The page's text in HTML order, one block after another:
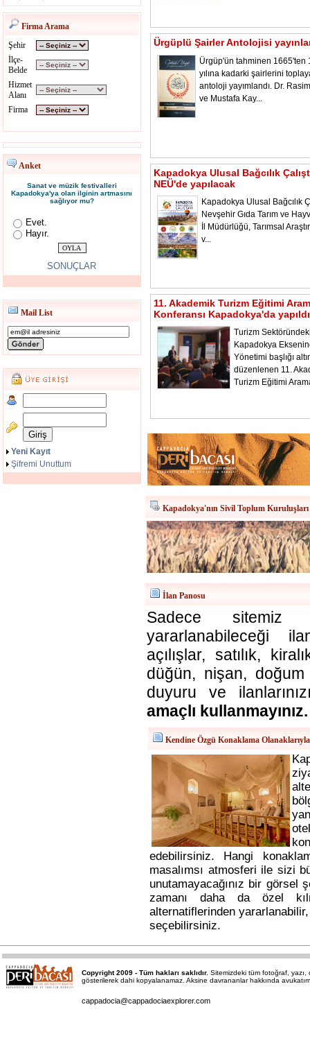
Firma Arama
Şehir
İlçe-
Belde
Hizmet
Alanı
Firma
Anket
Sanat ve müzik festivalleri
Kapadokya'ya olan ilginin artmasını
sağlıyor mu?
Evet.
Hayır.
SONUÇLAR
Mail List
Yeni Kayıt
Şifremi Unuttum
Ürgüplü Şairler Antolojisi
Ürgüp'ün tahminen 1665'ten
yılına kadarki şairlerini
antoloji yayımlandı. Dr.
ve Mustafa Kay...
Kapadokya Ulusal Bağcılık
NEÜ'de yapılacak
Kapadokya Ulusal Bağcılık
Nevşehir Gıda Tarım ve
İl Müdürlüğü, Tarımsal
v...
11. Akademik Turizm Eğitimi
Konferansı Kapadokya'da yapıldı
Turizm
Kapadokya
Yönetimi başlığı
düzenlenen 11.
Turizm Eğitimi
Kapadokya'nın Sivil Toplum Kuruluşları
İlan Panosu
Sadece sitemiz
yararlanabileceği
açılışlar, satılık,
düğün, nişan,
duyuru ve
amaçlı kullanmayınız.
Kendine Özgü Konaklama
edebilirsiniz. Hangi
masalımsı atmosferi ile sizi
unutamayacağınız bir görsel
zamanı daha da özel
alternatiflerinden
seçebilirsiniz.
Copyright 2009 - Tüm hakları saklıdır. Sitemizdeki tüm fotoğraf, yazı,
gösterilerek dahi kopyalanamaz. Aksine davrananlar hakkında
cappadocia@cappadociaexplorer.com